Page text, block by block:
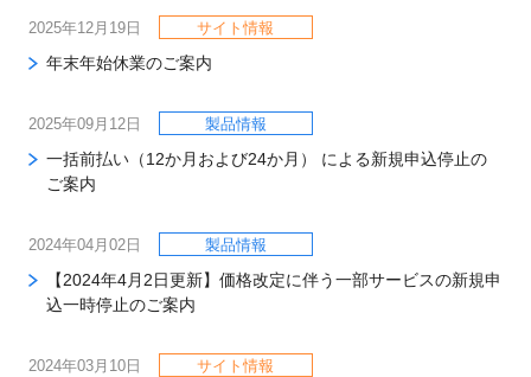
2025年12月19日 サイト情報
年末年始休業のご案内
2025年09月12日 製品情報
一括前払い（12か月および24か月） による新規申込停止の
ご案内
2024年04月02日 製品情報
【2024年4月2日更新】価格改定に伴う一部サービスの新規申
込一時停止のご案内
2024年03月10日 サイト情報